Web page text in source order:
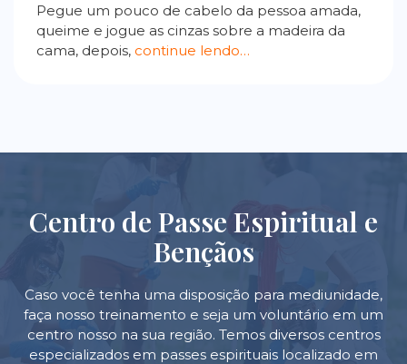
Pegue um pouco de cabelo da pessoa amada,
queime e jogue as cinzas sobre a madeira da
cama, depois, continue lendo…
Centro de Passe Espiritual e
Bençãos
Caso você tenha uma disposição para mediunidade,
faça nosso treinamento e seja um voluntário em um
centro nosso na sua região. Temos diversos centros
especializados em passes espirituais localizado em